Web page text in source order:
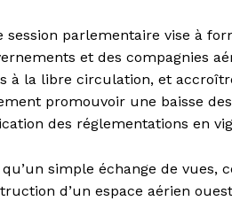
session parlementaire vise à
et des compagnies
à la libre circulation, et
promouvoir une baisse
des réglementations en
qu’un simple échange de
d’un espace aérien